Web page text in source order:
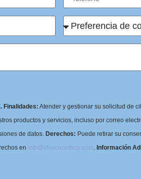
Finalidades: Atender y gestionar su solicitud de
productos y servicios, incluso por correo
de datos. Derechos: Puede retirar su
en info@clinicaonface.com. Información